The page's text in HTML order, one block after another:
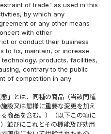
of trade" as used in this
by which any
or any other means
with other
or conduct their business
to fix, maintain, or increase
products, facilities,
contrary to the public
of competition in any
」とは、同種の商品（当該同種
設又は態様に重要な変更を加え
商品を含む。）（以下この項に
並びにこれとその機能及び効用